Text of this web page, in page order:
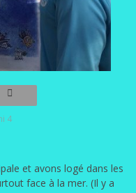
4
et avons logé dans les
face à la mer. (Il y a